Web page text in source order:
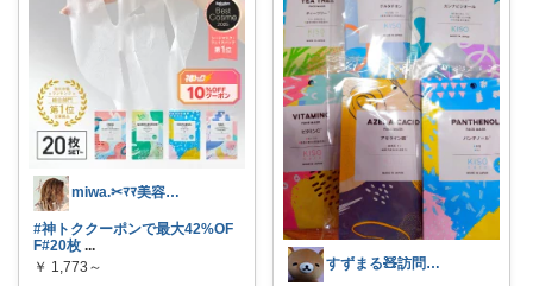
miwa.✂︎ﾏﾏ美容師💎
#神トククーポンで最大42%OF
F#20枚 ...
￥ 1,773～ すずまる🧸訪問感謝です🥹🙏🏻💖